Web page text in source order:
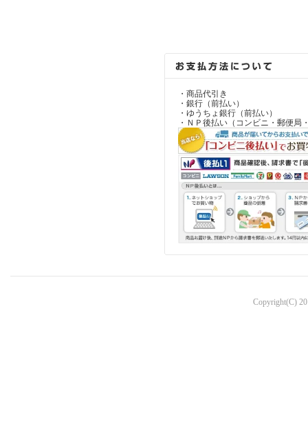
・商品代引き
・銀行（前払い）
・ゆうちょ銀行（前払い）
・ＮＰ後払い（コンビニ・郵便局
Copyright(C)